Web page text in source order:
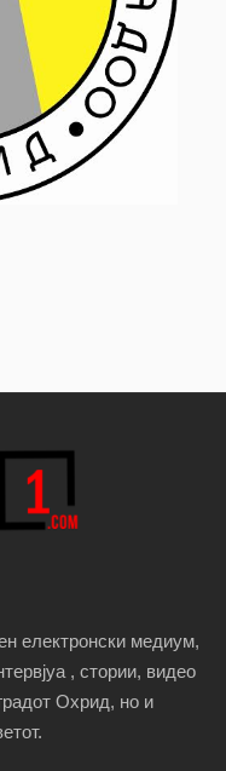
електронски медиум,
, стории, видео
Охрид, но и